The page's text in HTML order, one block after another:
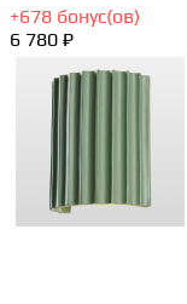
+678 бонус(ов)
6 780 ₽